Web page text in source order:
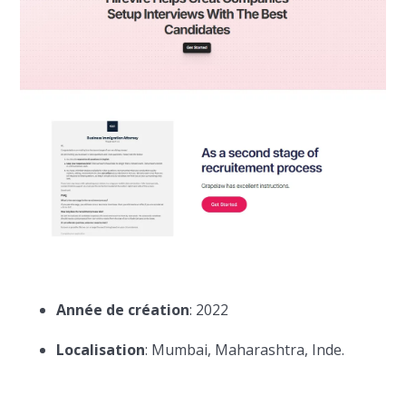
Année de création: 2022
Localisation: Mumbai, Maharashtra, Inde.